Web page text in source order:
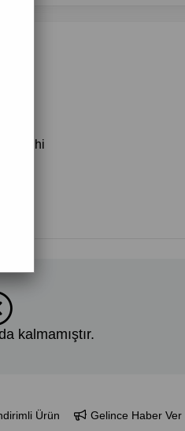
Tarihi
kalmamıştır.
Ürün Gelince Haber Ver